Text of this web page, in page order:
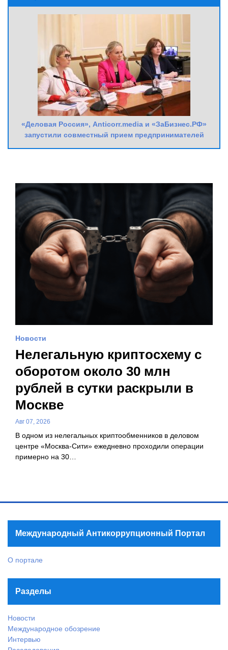
«Деловая Россия», Anticorr.media и «ЗаБизнес.РФ»
запустили совместный прием предпринимателей
Новости
Нелегальную криптосхему с
оборотом около 30 млн
рублей в сутки раскрыли в
Москве
Авг 07, 2026
В одном из нелегальных криптообменников в деловом
центре «Москва-Сити» ежедневно проходили операции
примерно на 30…
Международный Антикоррупционный Портал
О портале
Разделы
Новости
Международное обозрение
Интервью